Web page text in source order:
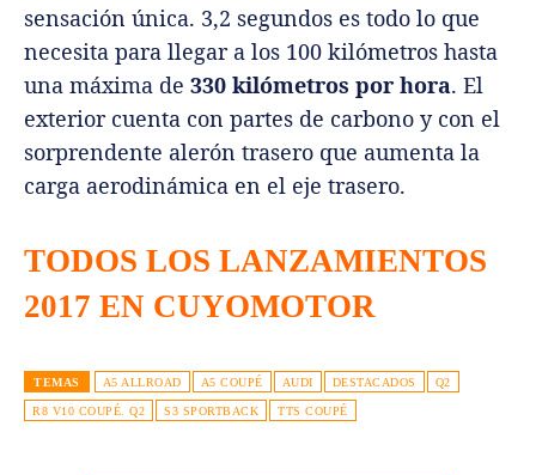
sensación única. 3,2 segundos es todo lo que
necesita para llegar a los 100 kilómetros hasta
una máxima de 330 kilómetros por hora. El
exterior cuenta con partes de carbono y con el
sorprendente alerón trasero que aumenta la
carga aerodinámica en el eje trasero.
TODOS LOS LANZAMIENTOS
2017 EN CUYOMOTOR
TEMAS A5 ALLROAD A5 COUPÉ AUDI DESTACADOS Q2
R8 V10 COUPÉ. Q2 S3 SPORTBACK TTS COUPÉ